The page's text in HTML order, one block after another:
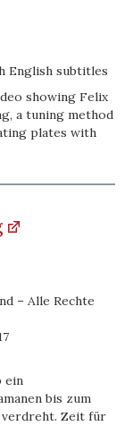
English subtitles
showing Felix
a tuning method
plates with
– Alle Rechte
ein
bis zum
Zeit für